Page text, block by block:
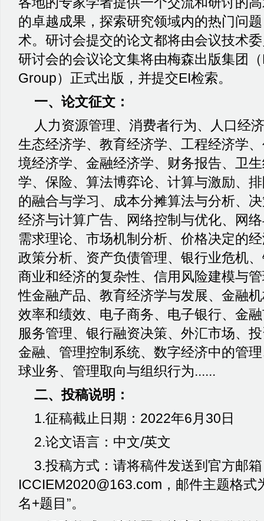
的卓越成果，探索研究领域内的热门问
术。研讨会提交的论文都将由会议技术
研讨会的会议论文集将由梅森出版集团（
Group）正式出版，并提交EI检索。
一、论文征文：
人力资源管理、消费者行为、人口经
生态经济学、教育经济学、工程经济学
境经济学、金融经济学、财务报告、卫
学、保险、算法博弈论、计算与激励、
的融合与学习、成本分摊算法与分析、
经济与计算广告、网络控制与优化、网
需求理论、市场机制分析、价格决定的
政策分析、资产负债管理、银行业危机
商业和经济的复杂性、信用风险建模与
性金融产品、教育经济学与发展、金融
效率和绩效、电子商务、电子银行、金
服务管理、银行融资决策、外汇市场、
金融、管理控制系统、数字经济中的管
球业务、管理取向与组织行为......
二、投稿说明：
1.征稿截止日期： 2022年6月 30日
2.论文语言：中文/英文
3.投稿方式：请将稿件发送到官方邮箱
ICCIEM2020@163.com ，邮件主题格式
名+题目”。